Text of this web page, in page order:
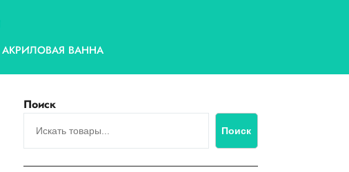
АКРИЛОВАЯ ВАННА
Поиск
Поиск